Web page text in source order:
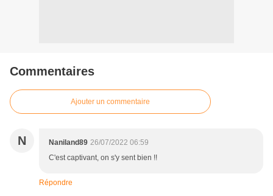
Commentaires
Ajouter un commentaire
N Naniland89 26/07/2022 06:59
C'est captivant, on s'y sent bien !!
Répondre